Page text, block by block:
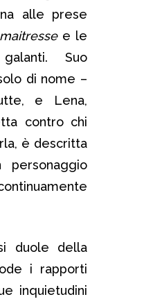
alle prese
maitressee le
Suo
di nome –
e Lena,
contro chi
è descritta
duole della
i rapporti
inquietudini